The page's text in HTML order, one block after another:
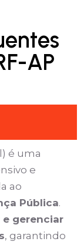
AP
é uma
e
ao
Pública.
gerenciar
, garantindo